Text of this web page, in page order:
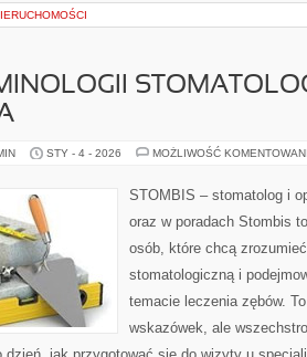
STY - 4 - 2026 MOŻLIWOŚĆ
STOMBIS – stomatolog i
oraz w poradach Stombis
osób, które chcą
stomatologiczną i
temacie leczenia zębów.
wskazówek, ale